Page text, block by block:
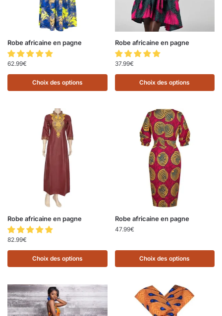
Robe africaine en pagne
62.99€
Choix des options
Robe africaine en pagne
37.99€
Choix des options
Robe africaine en pagne
82.99€
Choix des options
Robe africaine en pagne
47.99€
Choix des options